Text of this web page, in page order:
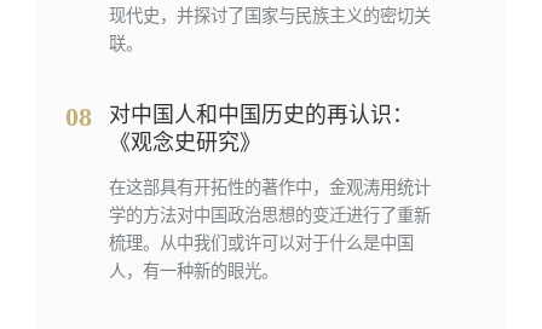
现代史，并探讨了国家与民族主义的密切关
联。
08
对中国人和中国历史的再认识：
《观念史研究》
在这部具有开拓性的著作中，金观涛用统计
学的方法对中国政治思想的变迁进行了重新
梳理。从中我们或许可以对于什么是中国
人，有一种新的眼光。